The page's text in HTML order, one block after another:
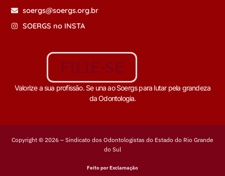
soergs@soergs.org.br
SOERGS no INSTA
FILIE-SE
Valorize a sua profissão. Se una ao Soergs para lutar pela grandeza
da Odontologia.
Copyright © 2026 – Sindicato dos Odontologistas do Estado do Rio Grande
do Sul
Feito por Exclamação